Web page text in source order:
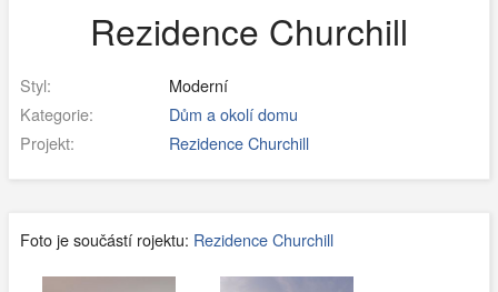
Rezidence Churchill
Styl:
Moderní
Kategorie:
Dům a okolí domu
Projekt:
Rezidence Churchill
Foto je součástí rojektu: Rezidence Churchill